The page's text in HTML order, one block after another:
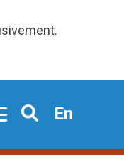
Search
En